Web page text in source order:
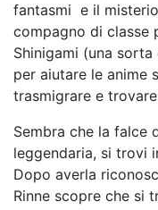
fantasmi e il
compagno di classe
Shinigami (una
per aiutare le anime
trasmigrare e
Sembra che la falce
leggendaria, si trovi
Dopo averla
Rinne scopre che si